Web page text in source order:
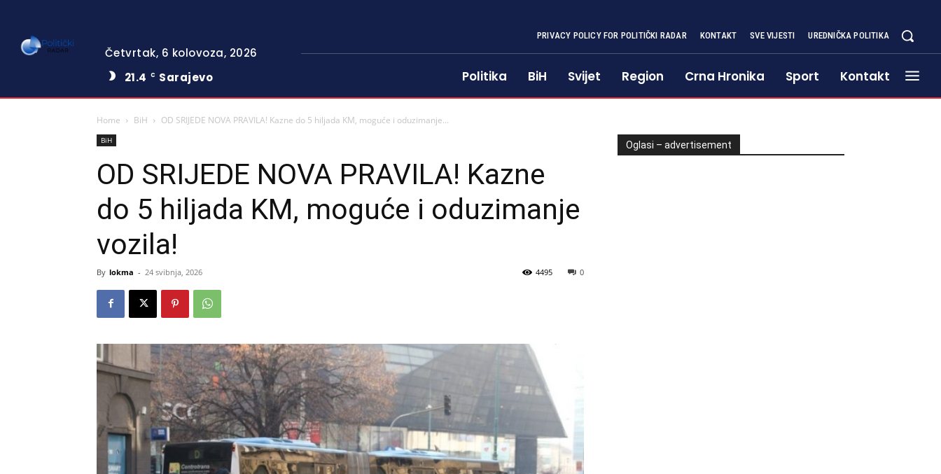
Četvrtak, 6 kolovoza, 2026
21.4
C Sarajevo
PRIVACY POLICY FOR POLITIČKI RADAR KONTAKT SVE VIJESTI UREDNIČKA POLITIKA
Politika BiH Svijet Region Crna Hronika Sport Kontakt
Home BiH OD SRIJEDE NOVA PRAVILA! Kazne do 5 hiljada KM, moguće i oduzimanje...
BiH
OD SRIJEDE NOVA PRAVILA! Kazne
do 5 hiljada KM, moguće i oduzimanje
vozila!
By lokma - 24 svibnja, 2026 0
4495
Oglasi – advertisement